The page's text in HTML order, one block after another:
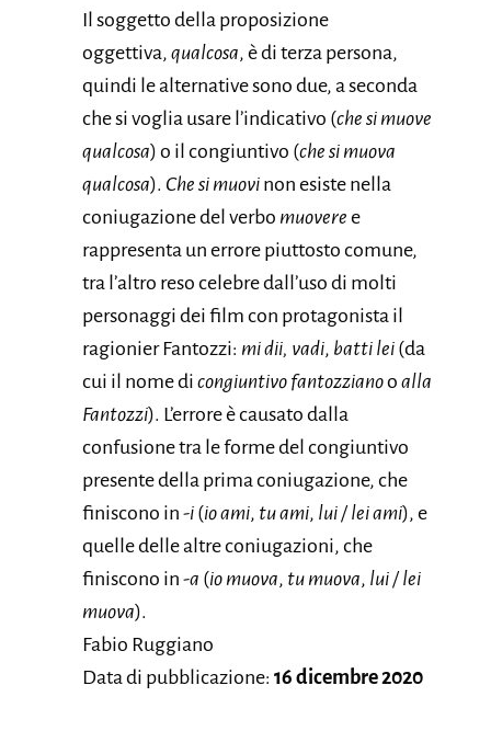
Il soggetto della proposizione
oggettiva, qualcosa, è di terza persona,
quindi le alternative sono due, a seconda
che si voglia usare l’indicativo (che si muove
qualcosa) o il congiuntivo (che si muova
qualcosa). Che si muovi non esiste nella
coniugazione del verbo muovere e
rappresenta un errore piuttosto comune,
tra l’altro reso celebre dall’uso di molti
personaggi dei film con protagonista il
ragionier Fantozzi: mi dii, vadi, batti lei (da
cui il nome di congiuntivo fantozzianoo alla
Fantozzi). L’errore è causato dalla
confusione tra le forme del congiuntivo
presente della prima coniugazione, che
finiscono in -i (io ami, tu ami, lui / lei ami), e
quelle delle altre coniugazioni, che
finiscono in -a (io muova, tu muova, lui / lei
muova).
Fabio Ruggiano
Data di pubblicazione: 16 dicembre 2020